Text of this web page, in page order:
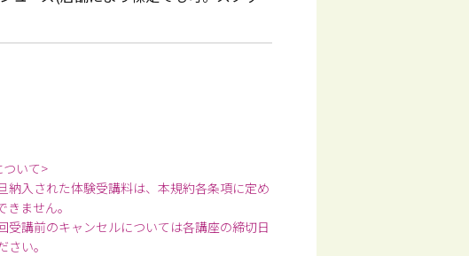
いて>
納入された体験受講料は、本規約各条項に定め
ません。
受講前のキャンセルについては各講座の締切日
い。